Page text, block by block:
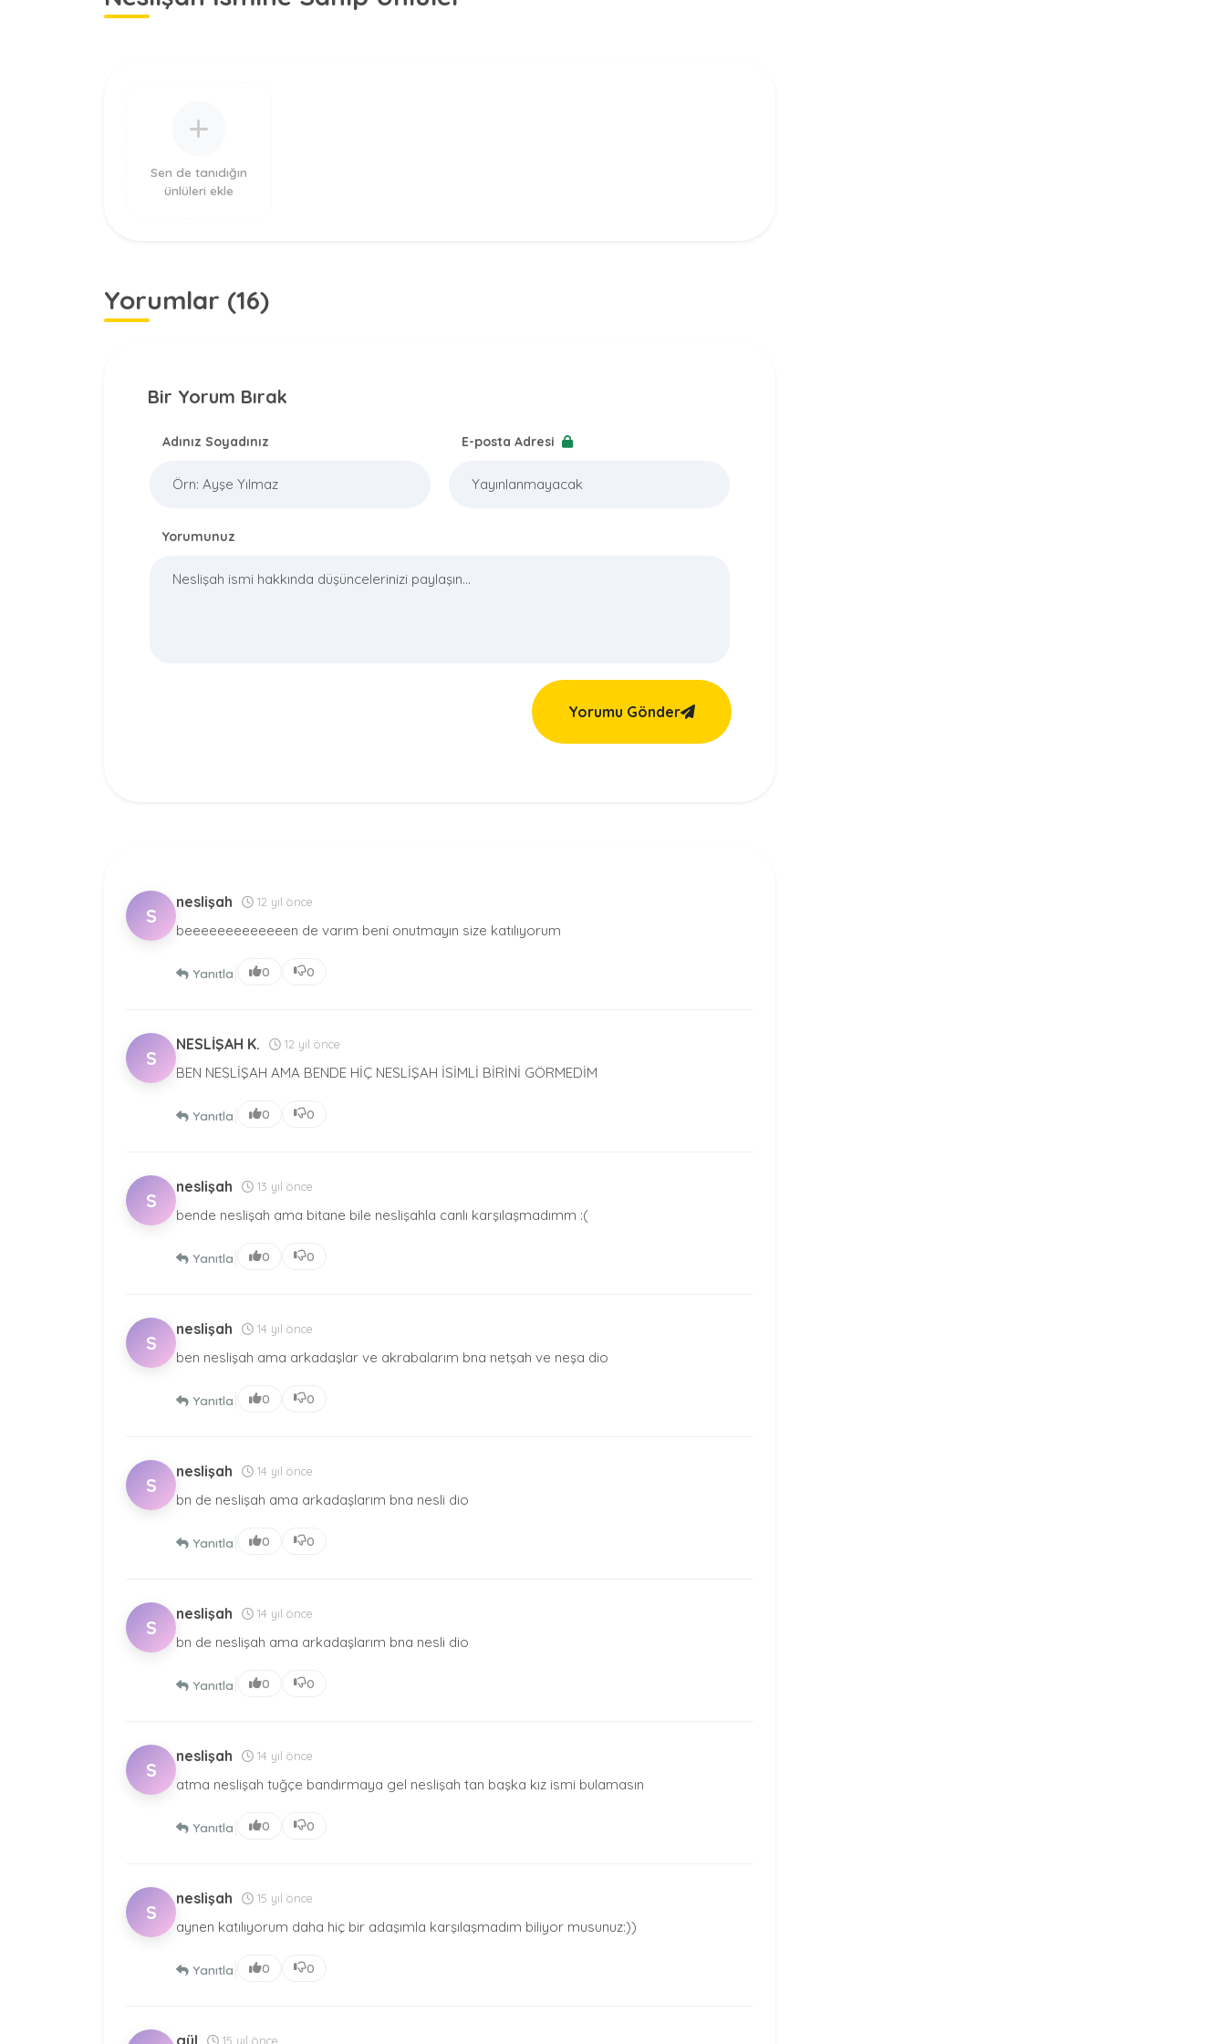
Sen de tanıdığın
ünlüleri ekle
Yorumlar (16)
Bir Yorum Bırak
Adınız Soyadınız E-posta Adresi
Yorumunuz
Yorumu Gönder
S
neslişah 12 yıl önce
beeeeeeeeeeeeen de varım beni onutmayın size katılıyorum
Yanıtla 0 0
S
NESLİŞAH K. 12 yıl önce
BEN NESLİŞAH AMA BENDE HİÇ NESLİŞAH İSİMLİ BİRİNİ GÖRMEDİM
Yanıtla 0 0
S
neslişah 13 yıl önce
bende neslişah ama bitane bile neslişahla canlı karşılaşmadımm :(
Yanıtla 0 0
S
neslişah 14 yıl önce
ben neslişah ama arkadaşlar ve akrabalarım bna netşah ve neşa dio
Yanıtla 0 0
S
neslişah 14 yıl önce
bn de neslişah ama arkadaşlarım bna nesli dio
Yanıtla 0 0
S
neslişah 14 yıl önce
bn de neslişah ama arkadaşlarım bna nesli dio
Yanıtla 0 0
S
neslişah 14 yıl önce
atma neslişah tuğçe bandırmaya gel neslişah tan başka kız ismi bulamasın
Yanıtla 0 0
S
neslişah 15 yıl önce
aynen katılıyorum daha hiç bir adaşımla karşılaşmadım biliyor musunuz:))
Yanıtla 0 0
gül 15 yıl önce